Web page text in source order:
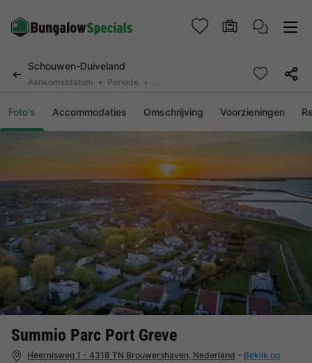
Schouwen-Duiveland
Aankomstdatum Periode 2 personen, 0 huisdier
Foto's Accommodaties Omschrijving Voorzieningen
Summio Parc Port Greve
Heernisweg 1 - 4318 TN Brouwershaven, Nederland - Bekijk op